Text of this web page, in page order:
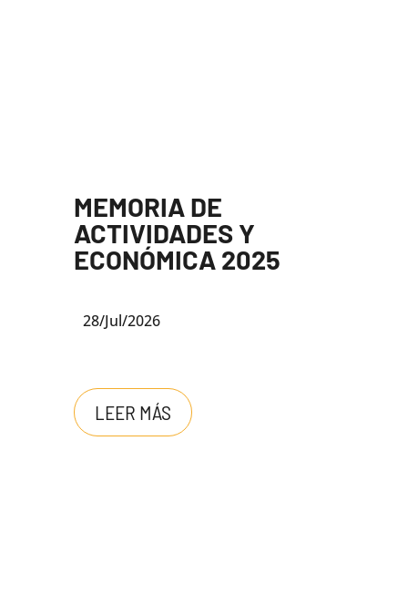
MEMORIA DE
ACTIVIDADES Y
ECONÓMICA 2025
28/Jul/2026
LEER MÁS